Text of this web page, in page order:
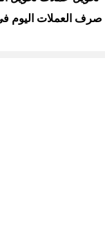
صرف العملات اليوم